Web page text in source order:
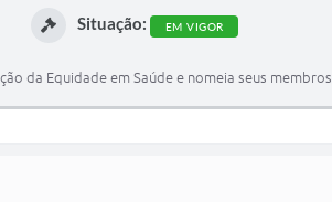
Situação: EM VIGOR
da Equidade em Saúde e nomeia seus membros.